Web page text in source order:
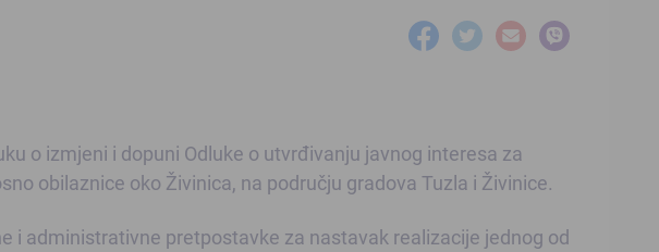
o izmjeni i dopuni Odluke o utvrđivanju javnog interesa za
obilaznice oko Živinica, na području gradova Tuzla i Živinice.
i administrativne pretpostavke za nastavak realizacije jednog od